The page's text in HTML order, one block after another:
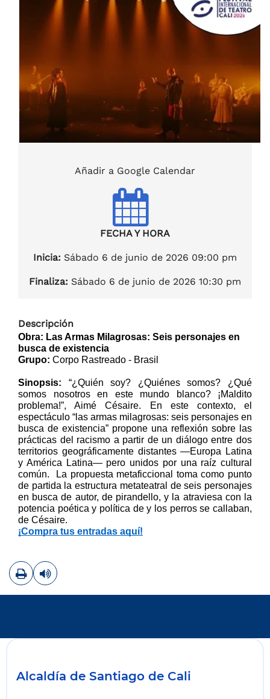
Añadir a Google Calendar
FECHA Y HORA
Inicia: Sábado 6 de junio de 2026 09:00 pm
Finaliza: Sábado 6 de junio de 2026 10:30 pm
Descripción
Obra: Las Armas Milagrosas: Seis personajes en
busca de existencia
Grupo: Corpo Rastreado - Brasil
Sinopsis: “¿Quién soy? ¿Quiénes somos? ¿Qué
somos nosotros en este mundo blanco? ¡Maldito
problema!”, Aimé Césaire. En este contexto, el
espectáculo “las armas milagrosas: seis personajes en
busca de existencia” propone una reflexión sobre las
prácticas del racismo a partir de un diálogo entre dos
territorios geográficamente distantes —Europa Latina
y América Latina— pero unidos por una raíz cultural
común.  La propuesta metaficcional toma como punto
de partida la estructura metateatral de seis personajes
en busca de autor, de pirandello, y la atraviesa con la
potencia poética y política de y los perros se callaban,
de Césaire.
¡Compra tus entradas aquí!
ImprimirLeer contenido
Alcaldía de Santiago de Cali